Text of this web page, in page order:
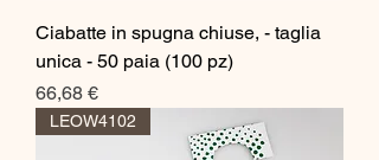
Ciabatte in spugna chiuse, - taglia
unica - 50 paia (100 pz)
Prezzo
66,68 €
LEOW4102